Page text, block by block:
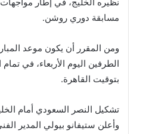
مسابقة دوري روشن.
ومن المقرر أن يكون موعد
بتوقيت القاهرة.
تشكيل النصر السعودي أمام
وأعلن ستيفانو بيولي المدير